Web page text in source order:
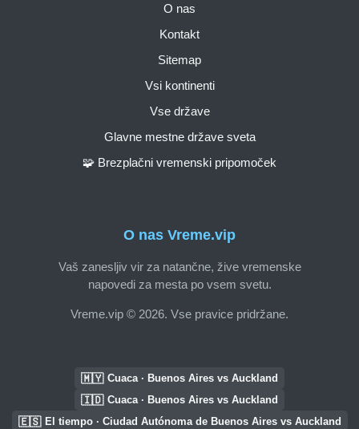
O nas Vreme.vip
Vaš zanesljiv vir za natančne, žive vremenske
napovedi za mesta po vsem svetu.
Vreme.vip © 2026. Vse pravice pridržane.
O nas
Kontakt
Sitemap
Vsi kontinenti
Vse države
Glavne mestne države sveta
🧩 Brezplačni vremenski pripomoček
🇲🇾 Cuaca · Buenos Aires vs Auckland
🇮🇩 Cuaca · Buenos Aires vs Auckland
🇪🇸 El tiempo · Ciudad Autónoma de Buenos Aires vs Auckland